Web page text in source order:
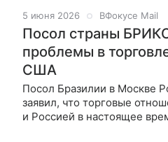
5 июня 2026 ВФокусе Mail
Посол страны
проблемы в
США
Посол Бразилии в Москве
заявил, что торговые
и Россией в настоящее